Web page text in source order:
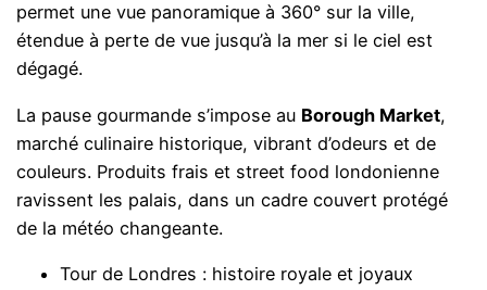
permet une vue panoramique à 360° sur la ville,
étendue à perte de vue jusqu’à la mer si le ciel est
dégagé.
La pause gourmande s’impose au Borough Market,
marché culinaire historique, vibrant d’odeurs et de
couleurs. Produits frais et street food londonienne
ravissent les palais, dans un cadre couvert protégé
de la météo changeante.
Tour de Londres : histoire royale et joyaux